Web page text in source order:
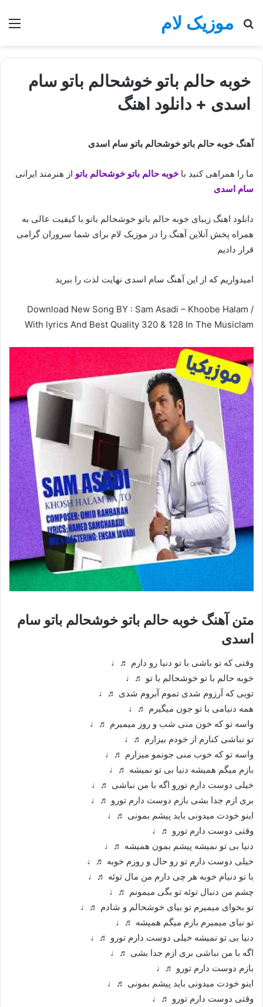
موزیک لام
جستجو
خوبه حالم باتو خوشحالم باتو سام
اسدی + دانلود اهنگ
آهنگ خوبه حالم باتو خوشحالم باتو سام اسدی
ما را همراهی کنید با خوبه حالم باتو خوشحالم باتو از هنرمند ایرانی
سام اسدی
دانلود اهنگ زیبای خوبه حالم باتو خوشحالم باتو با کیفیت عالی به
همراه پخش آنلاین آهنگ را در موزیک لام برای شما سروران گرامی
قرار دادیم
امیدواریم که از این آهنگ سام اسدی نهایت لذت را ببرید
Download New Song BY : Sam Asadi – Khoobe Halam /
With lyrics And Best Quality 320 & 128 In The Musiclam
متن آهنگ خوبه حالم باتو خوشحالم باتو سام
اسدی
وقتی که تو باشی با تو دنیا رو دارم ♬♩
خوبه حالم با تو خوشحالم با تو ♬♩
تویی که آرزوم شدی تموم آبروم شدی ♬♩
همه دنیامی با تو جون میگیرم ♬♩
واسه تو که خون منی شب و روز میمیرم ♬♩
تو نباشی کنارم از خودم بیزارم ♬♩
واسه تو که خوب منی جونمو میزارم ♬♩
بازم میگم همیشه دنیا بی تو نمیشه ♬♩
خیلی دوست دارم تورو اگه با من نباشی ♬♩
بری ازم جدا بشی بازم دوست دارم تورو ♬♩
اینو خودت میدونی باید پیشم بمونی ♬♩
وقتی دوست دارم تورو ♬♩
دنیا بی تو نمیشه پیشم بمون همیشه ♬♩
خیلی دوست دارم تو رو حال و روزم خوبه ♬♩
با تو دنیام خوبه هر چی دارم من مال توئه ♬♩
چشم من دنبال توئه تو بگی میمونم ♬♩
تو بخوای میمیرم تو بیای خوشحالم و شادم ♬♩
تو نیای میمیرم بازم میگم همیشه ♬♩
دنیا بی تو نمیشه خیلی دوست دارم تورو ♬♩
اگه با من نباشی بری ازم جدا بشی ♬♩
بازم دوست دارم تورو ♬♩
اینو خودت میدونی باید پیشم بمونی ♬♩
وقتی دوست دارم تورو ♬♩